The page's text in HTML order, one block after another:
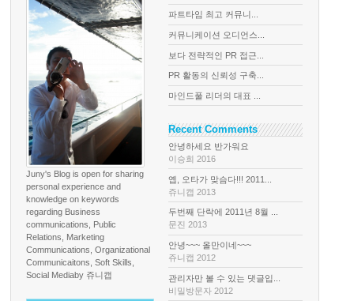
Juny's Blog is open for sharing
personal experience and
knowledge on keywords
regarding Business
communications, Public
Relations, Marketing
Communications, Organizational
Communicaitons, Soft Skills,
Social Mediaby 쥬니캡
파트타임 최고 커뮤니...
커뮤니케이션 오디언스...
보다 전략적인 PR 접근...
PR 활동의 신뢰성 구축...
마인드풀 리더의 대표 ...
Recent Comments
안녕하세요 반가워요
이승희 2016
옙, 오타가 맞슴다!!! 2011...
쥬니캡 2013
두번째 단락에 2011년 8월 ...
문진 2013
안녕~~~ 올만이네~~~
쥬니캡 2012
관리자만 볼 수 있는 댓글입...
비밀방문자 2012